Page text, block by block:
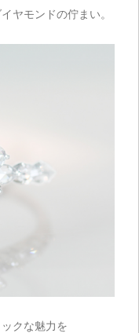
ヤモンドの佇まい。
クな魅力を